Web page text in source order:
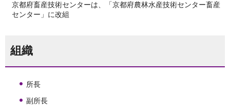
京都府畜産技術センターは、「京都府農林水産技術センター畜産
センター」に改組
組織
所長
副所長